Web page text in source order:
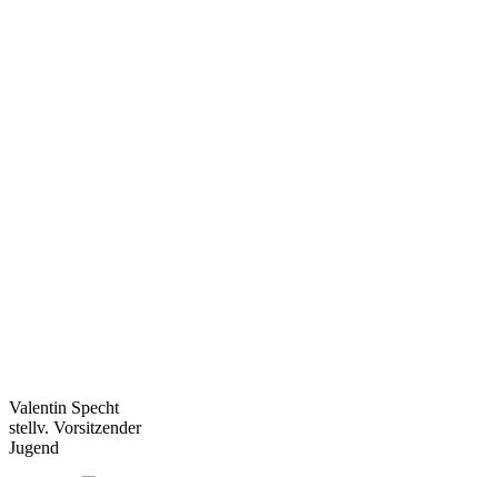
Valentin Specht
stellv. Vorsitzender
Jugend